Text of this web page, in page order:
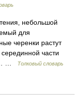
небольшой
для
черенки растут
части
…
Толковый словарь